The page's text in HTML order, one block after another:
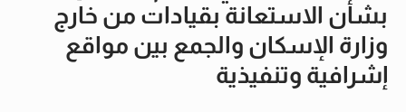
بشأن الاستعانة بقيادات من خارج
وزارة الإسكان والجمع بين مواقع
إشرافية وتنفيذية